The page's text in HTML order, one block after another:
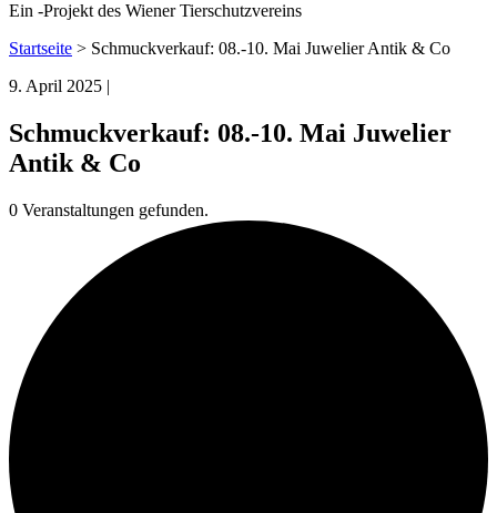
Ein -Projekt des Wiener Tierschutzvereins
Startseite > Schmuckverkauf: 08.-10. Mai Juwelier Antik & Co
9. April 2025 |
Schmuckverkauf: 08.-10. Mai Juwelier
Antik & Co
0 Veranstaltungen gefunden.